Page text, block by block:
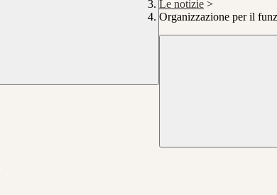
Le notizie >
Organizzazione per il